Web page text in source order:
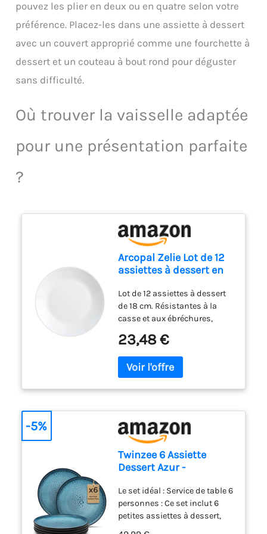
profonds. Le trou au bout du
manche facilite le rangement
grande quantité. Durabilité et
praticité exceptionnelles – la
spatule idéale pour les
cuisines domestiques, les
restaurants professionnels et
intensive et aux hautes
températures. Poignée
optimal – la poignée a une
largeur d’environ 3,5 cm,
un petit trou à l’extrémité de
la poignée permet de
l’accrocher facilement à un
crochet ou une barre de
servir d’élément décoratif
dans la cuisine, la salle à
manger ou un restaurant.
Dimensions : longueur 83
cm, largeur utile 11,5 cm.
pouvez les plier en deux ou en quatre selon votre
préférence. Placez-les dans une assiette à dessert
avec un couvert approprié comme une fourchette à
dessert et un couteau à bout rond pour déguster
sans difficulté.
Où trouver la vaisselle adaptée
pour une présentation parfaite
?
Arcopal Zelie Lot de 12
assiettes à dessert en
résistant Blanc 18 cm
Lot de 12 assiettes à dessert
de 18 cm. Résistantes à la
casse et aux ébréchures,
résistantes aux changements
de température, 100 %
hygiénique. L’opale Arcopal
est une matière non poreuse
qui empêche les bactéries de
hygiénique. Fabriquée en
France. Compatible micro-
ondes et lave-vaisselle.
23,48 €
Twinzee 6 Assiette
Dessert Azur -
- Assiettes Service de
Table Riviera Collection
Le set idéal : Service de table 6
personnes : Ce set inclut 6
petites assiettes à dessert,
-5%